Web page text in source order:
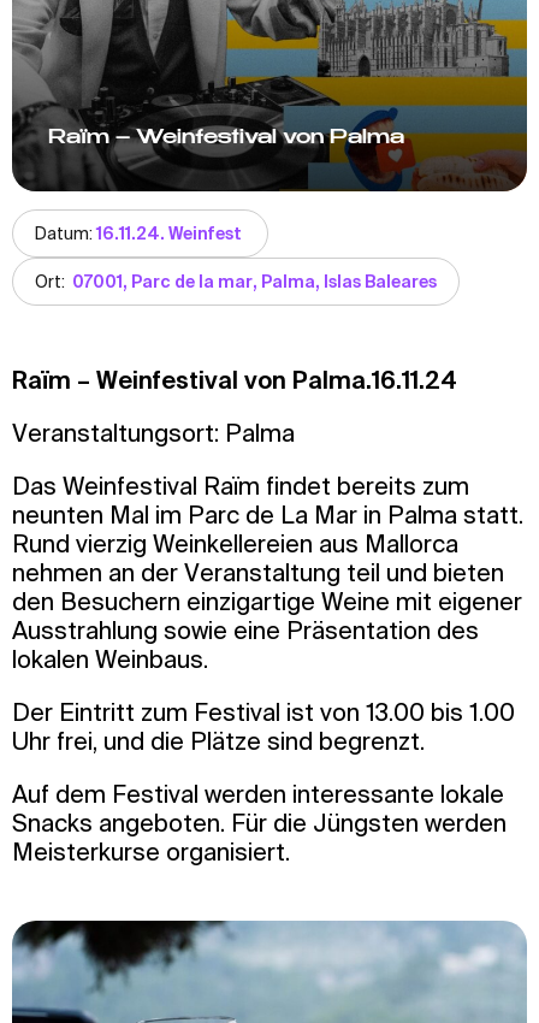
Raïm – Weinfestival von Palma
Datum:16.11.24. Weinfest
Ort: 07001, Parc de la mar, Palma, Islas Baleares
Raïm – Weinfestival von Palma.16.11.24
Veranstaltungsort: Palma
Das Weinfestival Raïm findet bereits zum
neunten Mal im Parc de La Mar in Palma statt.
Rund vierzig Weinkellereien aus Mallorca
nehmen an der Veranstaltung teil und bieten
den Besuchern einzigartige Weine mit eigener
Ausstrahlung sowie eine Präsentation des
lokalen Weinbaus.
Der Eintritt zum Festival ist von 13.00 bis 1.00
Uhr frei, und die Plätze sind begrenzt.
Auf dem Festival werden interessante lokale
Snacks angeboten. Für die Jüngsten werden
Meisterkurse organisiert.